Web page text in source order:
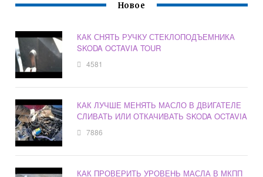
Новое
КАК СНЯТЬ РУЧКУ СТЕКЛОПОДЪЕМНИКА
SKODA OCTAVIA TOUR
4581
КАК ЛУЧШЕ МЕНЯТЬ МАСЛО В ДВИГАТЕЛЕ
СЛИВАТЬ ИЛИ ОТКАЧИВАТЬ SKODA OCTAVIA
7886
КАК ПРОВЕРИТЬ УРОВЕНЬ МАСЛА В МКПП